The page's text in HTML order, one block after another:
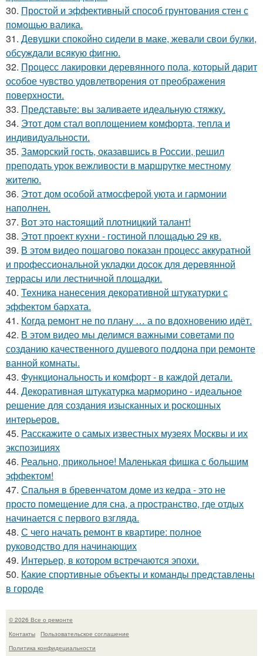
30. Простой и эффективный способ грунтования стен с
помощью валика.
31. Девушки спокойно сидели в маке, жевали свои булки,
обсуждали всякую фигню.
32. Процесс лакировки деревянного пола, который дарит
особое чувство удовлетворения от преображения
поверхности.
33. Представьте: вы заливаете идеальную стяжку.
34. Этот дом стал воплощением комфорта, тепла и
индивидуальности.
35. Заморский гость, оказавшись в России, решил
преподать урок вежливости в маршрутке местному
жителю.
36. Этот дом особой атмосферой уюта и гармонии
наполнен.
37. Вот это настоящий плотницкий талант!
38. Этот проект кухни - гостиной площадью 29 кв.
39. В этом видео пошагово показан процесс аккуратной
и профессиональной укладки досок для деревянной
террасы или лестничной площадки.
40. Техника нанесения декоративной штукатурки с
эффектом бархата.
41. Когда ремонт не по плану … а по вдохновению идёт.
42. В этом видео мы делимся важными советами по
созданию качественного душевого поддона при ремонте
ванной комнаты.
43. Функциональность и комфорт - в каждой детали.
44. Декоративная штукатурка марморино - идеальное
решение для создания изысканных и роскошных
интерьеров.
45. Расскажите о самых известных музеях Москвы и их
экспозициях
46. Реально, прикольное! Маленькая фишка с большим
эффектом!
47. Спальня в бревенчатом доме из кедра - это не
просто помещение для сна, а пространство, где отдых
начинается с первого взгляда.
48. С чего начать ремонт в квартире: полное
руководство для начинающих
49. Интерьер, в котором встречаются эпохи.
50. Какие спортивные объекты и команды представлены
в городе
© 2026 Все о ремонте
Контакты
Пользовательское соглашение
Политика конфидециальности